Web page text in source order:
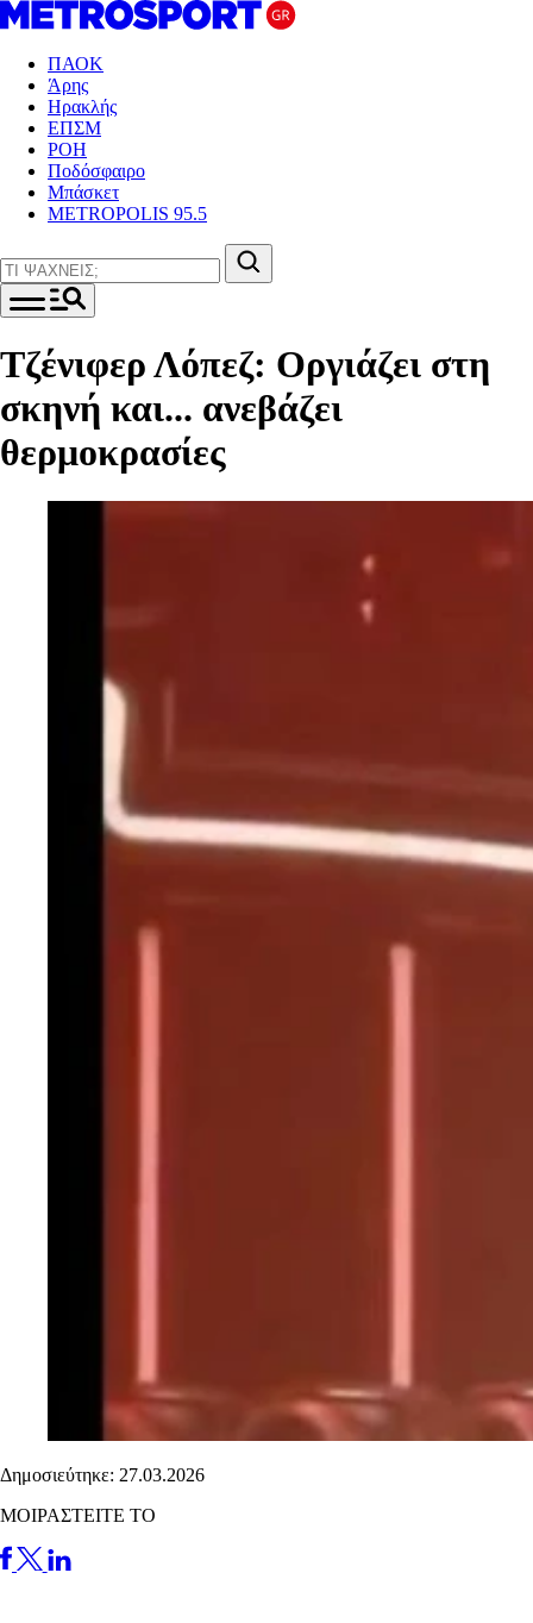
ΠΑΟΚ
Άρης
Ηρακλής
ΕΠΣΜ
ΡΟΗ
Ποδόσφαιρο
Μπάσκετ
METROPOLIS 95.5
Τζένιφερ Λόπεζ: Οργιάζει στη
σκηνή και... ανεβάζει
θερμοκρασίες
Δημοσιεύτηκε: 27.03.2026
ΜΟΙΡΑΣΤΕΙΤΕ ΤΟ